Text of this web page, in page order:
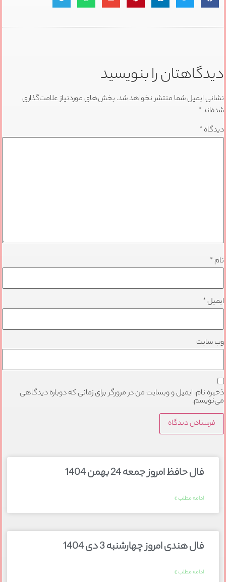
دیدگاهتان را بنویسید
نشانی ایمیل شما منتشر نخواهد شد. بخش‌های موردنیاز علامت‌گذاری
شده‌اند*
دیدگاه *
نام *
ایمیل*
وب‌ سایت
ذخیره نام، ایمیل و وبسایت من در مرورگر برای زمانی که دوباره دیدگاهی
می‌نویسم.
فال حافظ امروز جمعه 24 بهمن 1404
ادامه مطلب »
فال هندی امروز چهارشنبه 3 دی 1404
ادامه مطلب »